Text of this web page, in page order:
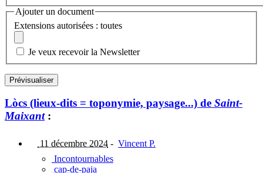
Ajouter un document
Extensions autorisées : toutes
Je veux recevoir la Newsletter
Lòcs (lieux-dits = toponymie, paysage...) de Saint-
Maixant:
11 décembre 2024 - Vincent P.
Incontournables
cap-de-paja